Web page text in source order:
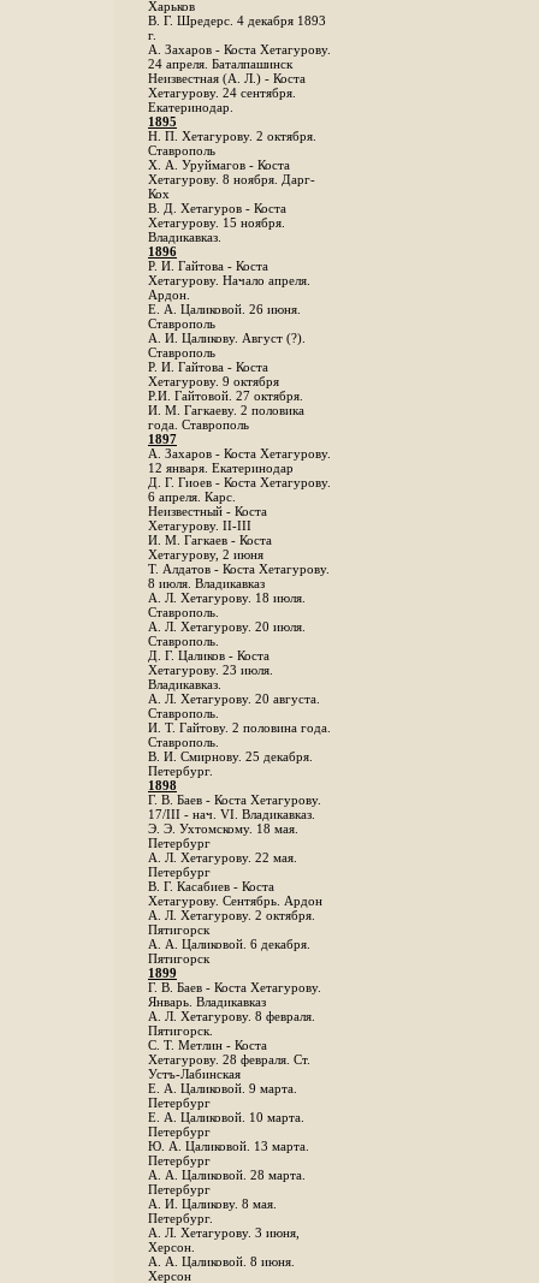
Харьков
B. Г. Шредерс. 4 декабря 1893
г.
А. Захаров - Коста Хетагурову.
24 апреля. Баталпашинск
Неизвестная (А. Л.) - Коста
Хетагурову. 24 сентября.
Екатеринодар.
1895
Н. П. Хетагурову. 2 октября.
Ставрополь
X. А. Уруймагов - Коста
Хетагурову. 8 ноября. Дарг-
Кох
В. Д. Хетагуров - Коста
Хетагурову. 15 ноября.
Владикавказ.
1896
Р. И. Гайтова - Коста
Хетагурову. Начало апреля.
Ардон.
Е. А. Цаликовой. 26 июня.
Ставрополь
А. И. Цаликову. Август (?).
Ставрополь
Р. И. Гайтова - Коста
Хетагурову. 9 октября
Р.И. Гайтовой. 27 октября.
И. М. Гагкаеву. 2 половика
года. Ставрополь
1897
А. Захаров - Коста Хетагурову.
12 января. Екатеринодар
Д. Г. Гиоев - Коста Хетагурову.
6 апреля. Карс.
Неизвестный - Коста
Хетагурову. II-III
И. М. Гагкаев - Коста
Хетагурову, 2 июня
Т. Алдатов - Коста Хетагурову.
8 июля. Владикавказ
А. Л. Хетагурову. 18 июля.
Ставрополь.
А. Л. Хетагурову. 20 июля.
Ставрополь.
Д. Г. Цаликов - Коста
Хетагурову. 23 июля.
Владикавказ.
А. Л. Хетагурову. 20 августа.
Ставрополь.
И. Т. Гайтову. 2 половина года.
Ставрополь.
В. И. Смирнову. 25 декабря.
Петербург.
1898
Г. В. Баев - Коста Хетагурову.
17/III - нач. VI. Владикавказ.
Э. Э. Ухтомскому. 18 мая.
Петербург
A. Л. Хетагурову. 22 мая.
Петербург
B. Г. Касабиев - Коста
Хетагурову. Сентябрь. Ардон
А. Л. Хетагурову. 2 октября.
Пятигорск
А. А. Цаликовой. 6 декабря.
Пятигорск
1899
Г. В. Баев - Коста Хетагурову.
Январь. Владикавказ
А. Л. Хетагурову. 8 февраля.
Пятигорск.
С. Т. Метлин - Коста
Хетагурову. 28 февраля. Ст.
Устъ-Лабинская
Е. А. Цаликовой. 9 марта.
Петербург
Е. А. Цаликовой. 10 марта.
Петербург
Ю. А. Цаликовой. 13 марта.
Петербург
А. А. Цаликовой. 28 марта.
Петербург
А. И. Цаликову. 8 мая.
Петербург.
А. Л. Хетагурову. 3 июня,
Херсон.
А. А. Цаликовой. 8 июня.
Херсон